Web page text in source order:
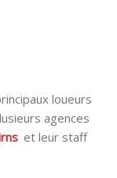
loueurs
agences
et leur staff